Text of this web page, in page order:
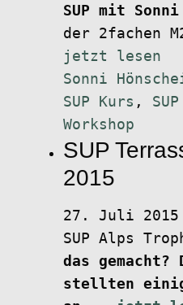
SUP mit Sonni
der 2fachen
jetzt lesen
Sonni
SUP Kurs ,
Workshop
SUP
2015
27. Juli 2015
SUP Alps
das gemacht?
stellten